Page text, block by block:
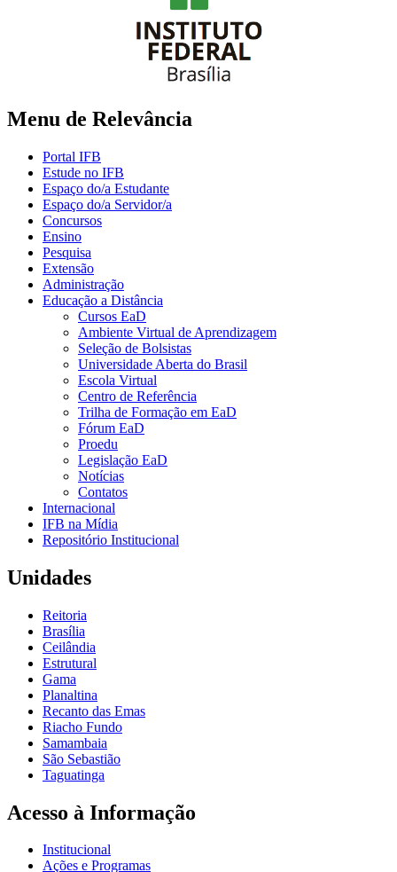
Menu de Relevância
Portal IFB
Estude no IFB
Espaço do/a Estudante
Espaço do/a Servidor/a
Concursos
Ensino
Pesquisa
Extensão
Administração
Educação a Distância
Cursos EaD
Ambiente Virtual de Aprendizagem
Seleção de Bolsistas
Universidade Aberta do Brasil
Escola Virtual
Centro de Referência
Trilha de Formação em EaD
Fórum EaD
Proedu
Legislação EaD
Notícias
Contatos
Internacional
IFB na Mídia
Repositório Institucional
Unidades
Reitoria
Brasília
Ceilândia
Estrutural
Gama
Planaltina
Recanto das Emas
Riacho Fundo
Samambaia
São Sebastião
Taguatinga
Acesso à Informação
Institucional
Ações e Programas